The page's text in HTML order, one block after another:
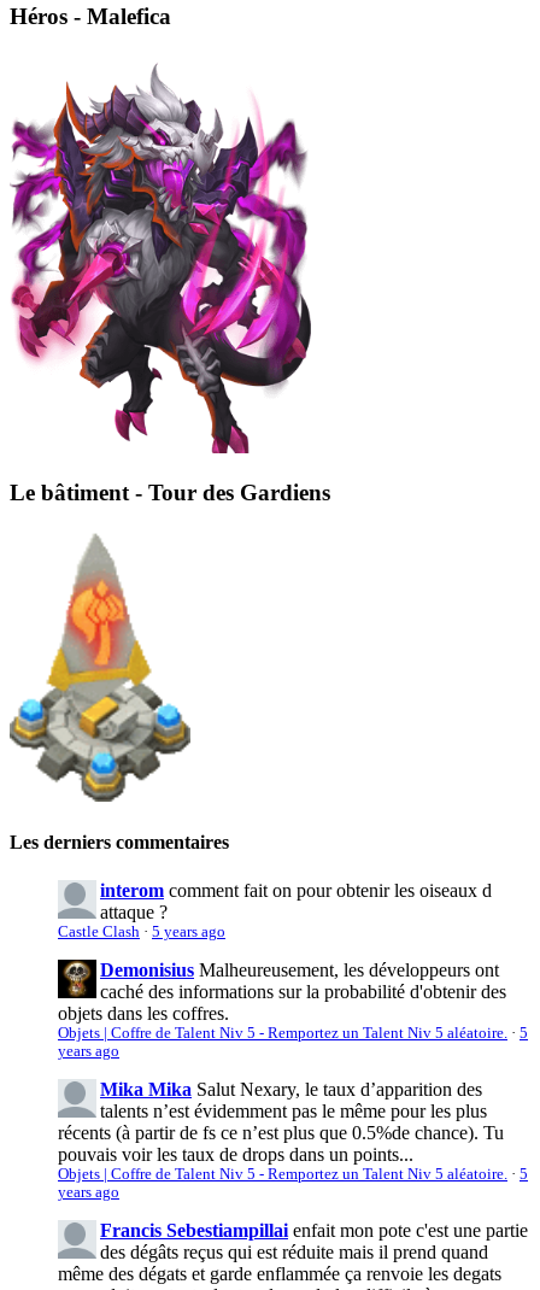
Héros - Malefica
Le bâtiment - Tour des Gardiens
Les derniers commentaires
interom comment fait on pour obtenir les oiseaux d
attaque ?
Castle Clash · 5 years ago
Demonisius Malheureusement, les développeurs ont
caché des informations sur la probabilité d'obtenir des
objets dans les coffres.
Objets | Coffre de Talent Niv 5 - Remportez un Talent Niv 5 aléatoire. · 5
years ago
Mika Mika Salut Nexary, le taux d’apparition des
talents n’est évidemment pas le même pour les plus
récents (à partir de fs ce n’est plus que 0.5%de chance). Tu
pouvais voir les taux de drops dans un points...
Objets | Coffre de Talent Niv 5 - Remportez un Talent Niv 5 aléatoire. · 5
years ago
Francis Sebestiampillai enfait mon pote c'est une partie
des dégâts reçus qui est réduite mais il prend quand
même des dégats et garde enflammée ça renvoie les degats